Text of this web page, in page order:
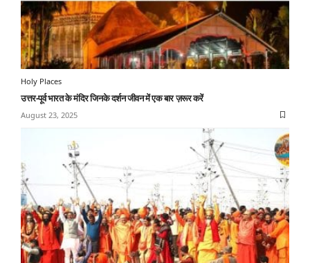
Holy Places
उत्तर-पूर्व भारत के मंदिर जिनके दर्शन जीवन में एक बार ज़रूर करें
August 23, 2025